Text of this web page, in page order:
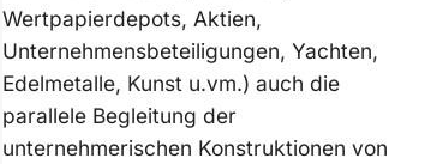
Wertpapierdepots, Aktien,
Unternehmensbeteiligungen, Yachten,
Edelmetalle, Kunst u.vm.) auch die
parallele Begleitung der
unternehmerischen Konstruktionen von